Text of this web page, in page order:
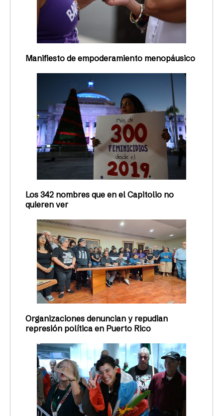
Manifiesto de empoderamiento menopáusico
Los 342 nombres que en el Capitolio no
quieren ver
Organizaciones denuncian y repudian
represión política en Puerto Rico